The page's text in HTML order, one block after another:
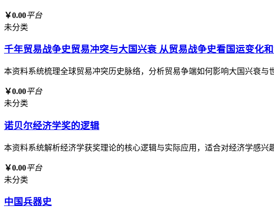
￥0.00平台
未分类
千年贸易战争史贸易冲突与大国兴衰 从贸易战争史看国运变化
本资料系统梳理全球贸易冲突历史脉络，分析贸易争端如何影响大国兴衰
￥0.00平台
未分类
诺贝尔经济学奖的逻辑
本资料系统解析经济学获奖理论的核心逻辑与实际应用，适合对经济学感
￥0.00平台
未分类
中国兵器史